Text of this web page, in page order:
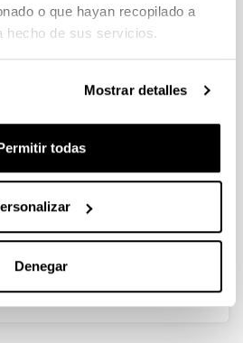
o que hayan recopilado a
hecho de sus servicios.
Mostrar detalles
todas
Denegar
y Beascoechea Gangoiti, José
J. y Wright, M. (eds.)
Arte Fundazioa